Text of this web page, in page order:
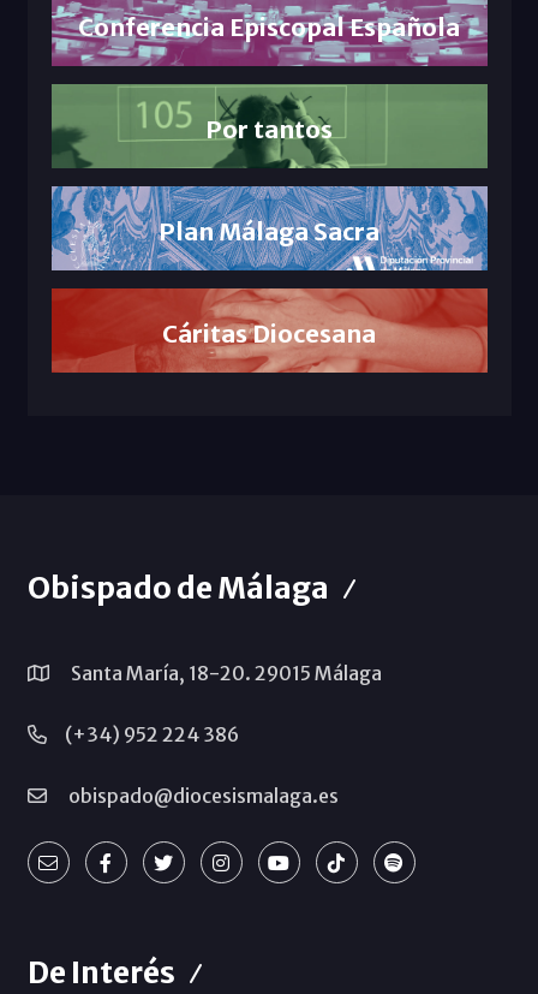
Conferencia Episcopal Española
Por tantos
Plan Málaga Sacra
Cáritas Diocesana
Obispado de Málaga
Santa María, 18-20. 29015 Málaga
(+34) 952 224 386
obispado@diocesismalaga.es
De Interés